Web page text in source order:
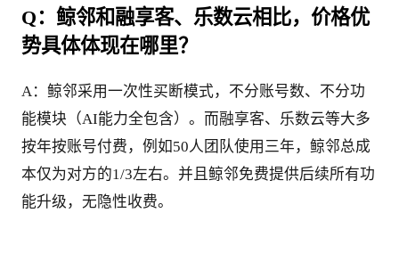
Q：鲸邻和融享客、乐数云相比，价格优
势具体体现在哪里？
A：鲸邻采用一次性买断模式，不分账号数、不分功
能模块（AI能力全包含）。而融享客、乐数云等大多
按年按账号付费，例如50人团队使用三年，鲸邻总成
本仅为对方的1/3左右。并且鲸邻免费提供后续所有功
能升级，无隐性收费。